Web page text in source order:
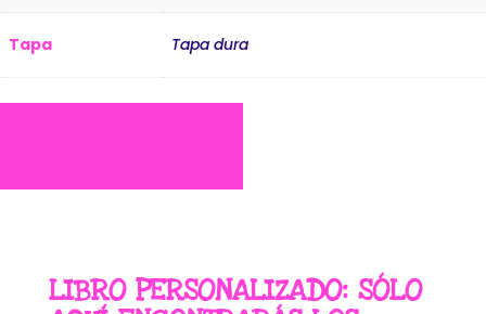
Tapa Tapa dura
LIBRO PERSONALIZADO: SÓLO